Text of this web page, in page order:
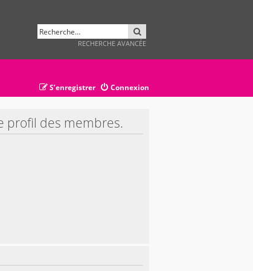
RECHERCHE AVANCÉE
Connexion
S’enregistrer
profil des membres.